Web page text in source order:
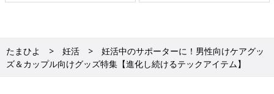
たまひよ 妊活
妊活中のサポーターに！男性向けケアグッ
ズ＆カップル向けグッズ特集【進化し続けるテックアイテム】